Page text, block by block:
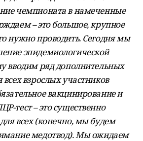
чемпионата в намеченные
– это большое, крупное
нужно проводить. Сегодня мы
эпидемиологической
вводим ряд дополнительных
взрослых участников
вакцинирование и
тест – это существенно
всех (конечно, мы будем
медотвод). Мы ожидаем